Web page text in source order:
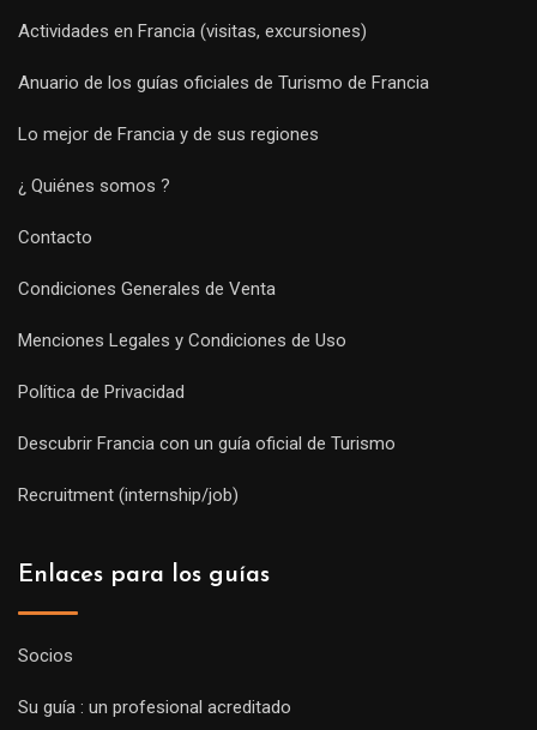
Actividades en Francia (visitas, excursiones)
Anuario de los guías oficiales de Turismo de Francia
Lo mejor de Francia y de sus regiones
¿ Quiénes somos ?
Contacto
Condiciones Generales de Venta
Menciones Legales y Condiciones de Uso
Política de Privacidad
Descubrir Francia con un guía oficial de Turismo
Recruitment (internship/job)
Enlaces para los guías
Socios
Su guía : un profesional acreditado